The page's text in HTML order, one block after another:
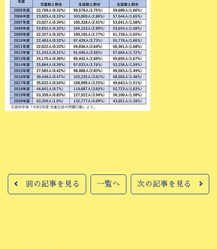
前の記事を見る 一覧へ 次の記事を見る